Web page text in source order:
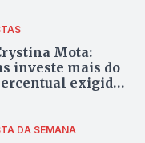
Mota:
investe mais do
exigido
DA SEMANA